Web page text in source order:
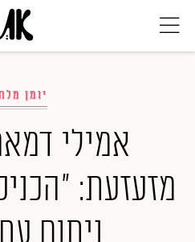
יומן
אמילי
מזעזעת:
ניתוח